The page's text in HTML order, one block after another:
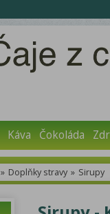
Káva Čokoláda
» Doplňky stravy » Sirupy